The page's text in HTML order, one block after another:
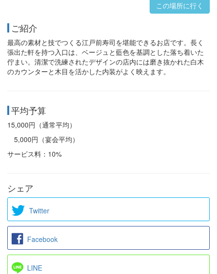
この場所に行く
ご紹介
最高の素材と技でつくる江戸前寿司を堪能できるお店です。長く
張出た軒を持つ入口は、ベージュと藍色を基調とした落ち着いた
佇まい。清潔で洗練されたデザインの店内には磨き抜かれた白木
のカウンターと木目を活かした内装がよく映えます。
平均予算
15,000円（通常平均）
5,000円（宴会平均）
サービス料：10%
シェア
Twitter
Facebook
LINE